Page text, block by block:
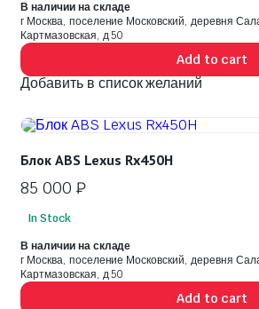
В наличии на складе
г Москва, поселение Московский, деревня
Картмазовская, д 50
Add to cart
Добавить в список желаний
Блок ABS Lexus Rx450H
85 000 ₽
In Stock
В наличии на складе
г Москва, поселение Московский, деревня
Картмазовская, д 50
Add to cart